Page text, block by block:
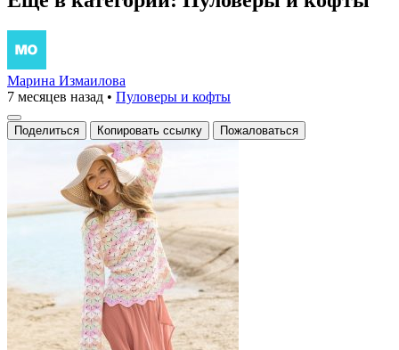
Марина Измаилова
7 месяцев назад • Пуловеры и кофты
Поделиться Копировать ссылку Пожаловаться